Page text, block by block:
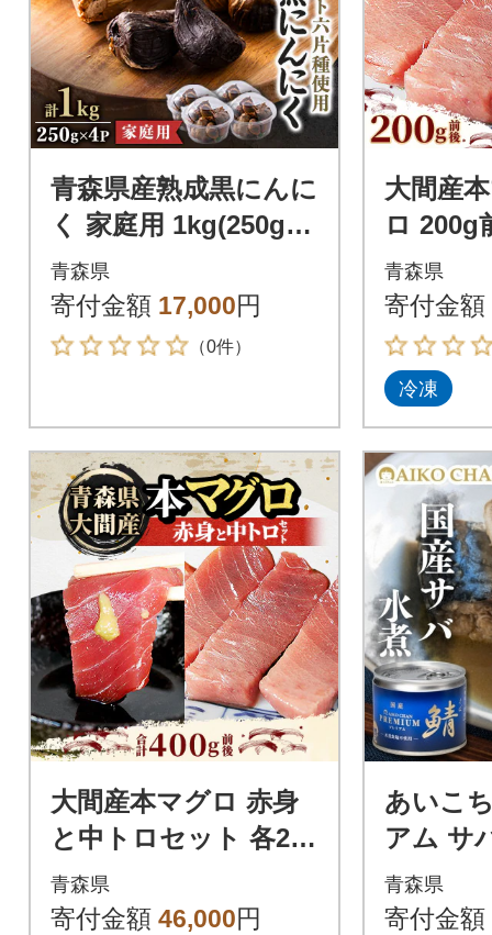
青森県産熟成黒にんに
く 家庭用 1kg(250g×4
パック) 福地ホワイト
六片種使用
青森県
寄付金額 17,000円
（0件）
大間産
ロ 200g
青森県
寄付金額
冷凍
大間産本マグロ 赤身
と中トロセット 各200
g前後(合計400g前後)
青森県
寄付金額 46,000円
あいこ
アム サ
不使用
青森県
寄付金額